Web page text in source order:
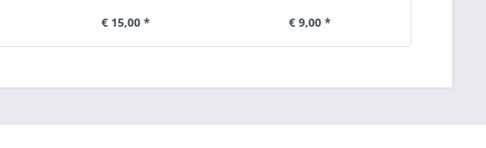
€ 15,00 * € 9,00 *